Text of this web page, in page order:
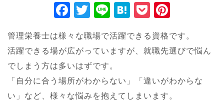
F
c
e
b
o
T
tt
er
Li
e
H
e
n
a
P
ck
et
er
e
st
管理栄養士は様々な職場で活躍できる資格です。
活躍できる場が広がっていますが、就職先選びで悩ん
でしまう方は多いはずです。
「自分に合う場所がわからない」「違いがわからな
い」など、様々な悩みを抱えてしまいます。